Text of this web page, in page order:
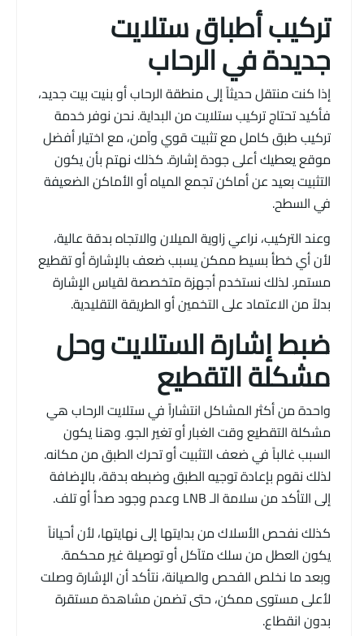
تركيب أطباق ستلايت
جديدة في الرحاب
إذا كنت منتقل حديثاً إلى منطقة الرحاب أو بنيت بيت جديد،
فأكيد تحتاج تركيب ستلايت من البداية. نحن نوفر خدمة
تركيب طبق كامل مع تثبيت قوي وآمن، مع اختيار أفضل
موقع يعطيك أعلى جودة إشارة. كذلك نهتم بأن يكون
التثبيت بعيد عن أماكن تجمع المياه أو الأماكن الضعيفة
في السطح.
وعند التركيب، نراعي زاوية الميلان والاتجاه بدقة عالية،
لأن أي خطأ بسيط ممكن يسبب ضعف بالإشارة أو تقطيع
مستمر. لذلك نستخدم أجهزة متخصصة لقياس الإشارة
بدلاً من الاعتماد على التخمين أو الطريقة التقليدية.
ضبط إشارة الستلايت وحل
مشكلة التقطيع
واحدة من أكثر المشاكل انتشاراً في ستلايت الرحاب هي
مشكلة التقطيع وقت الغبار أو تغير الجو. وهنا يكون
السبب غالباً في ضعف التثبيت أو تحرك الطبق من مكانه.
لذلك نقوم بإعادة توجيه الطبق وضبطه بدقة، بالإضافة
إلى التأكد من سلامة الـ LNB وعدم وجود صدأ أو تلف.
كذلك نفحص الأسلاك من بدايتها إلى نهايتها، لأن أحياناً
يكون العطل من سلك متآكل أو توصيلة غير محكمة.
وبعد ما نخلص الفحص والصيانة، نتأكد أن الإشارة وصلت
لأعلى مستوى ممكن، حتى تضمن مشاهدة مستقرة
بدون انقطاع.